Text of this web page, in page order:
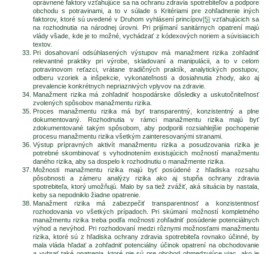
oprávnené faktory vzťahujúce sa na ochranu zdravia spotrebiteľov a podpore
obchodu s potravinami, a to v súlade s Kritériami pre zohľadnenie iných
faktorov, ktoré sú uvedené v Druhom vyhlásení princípov[5] vzťahujúcich sa
na rozhodnutia na národnej úrovni. Pri prijímaní sanitárnych opatrení majú
vlády všade, kde je to možné, vychádzať z kódexových noriem a súvisiacich
textov.
Pri dosahovaní odsúhlasených výstupov má manažment rizika zohľadniť
relevantné praktiky pri výrobe, skladovaní a manipulácii, a to v celom
potravinovom reťazci, vrátane tradičných praktík, analytických postupov,
odberu vzoriek a inšpekcie, vykonateľnosti a dosiahnutia zhody, ako aj
prevalencie konkrétnych nepriaznivých vplyvov na zdravie.
Manažment rizika má zohľadniť hospodárske dôsledky a uskutočniteľnosť
zvolených spôsobov manažmentu rizika.
Proces manažmentu rizika má byť transparentný, konzistentný a plne
dokumentovaný. Rozhodnutia v rámci manažmentu rizika majú byť
zdokumentované takým spôsobom, aby podporili rozsiahlejšie pochopenie
procesu manažmentu rizika všetkým zainteresovanými stranami.
Výstup prípravných aktivít manažmentu rizika a posudzovania rizika je
potrebné skombinovať s vyhodnotením existujúcich možností manažmentu
daného rizika, aby sa dospelo k rozhodnutiu o manažmente rizika.
Možnosti manažmentu rizika majú byť posúdené z hľadiska rozsahu
pôsobnosti a zámeru analýzy rizika ako aj stupňa ochrany zdravia
spotrebiteľa, ktorý umožňujú. Malo by sa tiež zvážiť, aká situácia by nastala,
keby sa nepodniklo žiadne opatrenie.
Manažment rizika má zabezpečiť transparentnosť a konzistentnosť
rozhodovania vo všetkých prípadoch. Pri skúmaní možností kompletného
manažmentu rizika treba podľa možnosti zohľadniť posúdenie potenciálnych
výhod a nevýhod. Pri rozhodovaní medzi rôznymi možnosťami manažmentu
rizika, ktoré sú z hľadiska ochrany zdravia spotrebiteľa rovnako účinné, by
mala vláda hľadať a zohľadniť potenciálny účinok opatrení na obchodovanie